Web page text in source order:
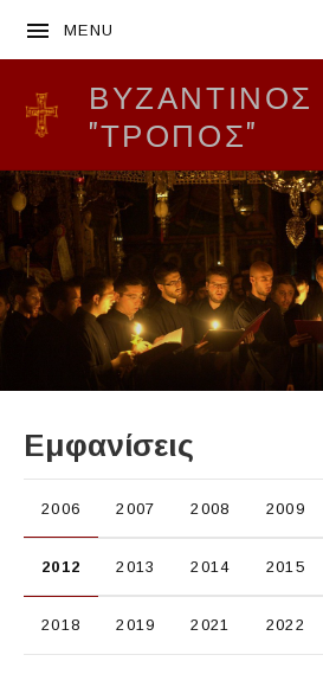
MENU
"ΤΡΟΠΟΣ"
Εμφανίσεις
2006 2007 2008 2009
2012 2013 2014 2015
2018 2019 2021 2022